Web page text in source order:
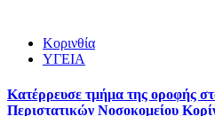
Κορινθία
ΥΓΕΙΑ
Kατέρρευσε τμήμα της οροφής
Περιστατικών Νοσοκομείου